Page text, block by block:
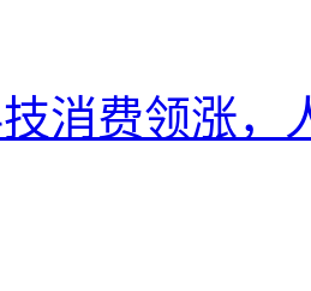
消费领涨，